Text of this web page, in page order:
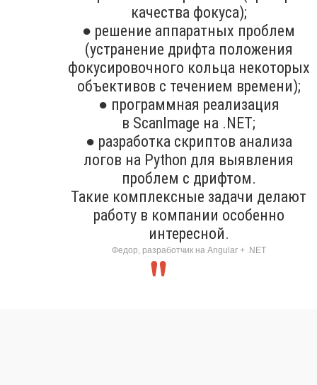
качества фокуса);
● решение аппаратных проблем
(устранение дрифта положения
фокусировочного кольца некоторых
объективов с течением времени);
● программная реализация
в ScanImage на .NET;
● разработка скриптов анализа
логов на Python для выявления
проблем с дрифтом.
Такие комплексные задачи делают
работу в компании особенно
интересной.
Федор, разработчик на Angular + .NET